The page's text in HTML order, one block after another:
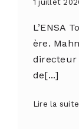
1 juillet
L’ENSA
ère.
directeur
de[...]
Lire la suite